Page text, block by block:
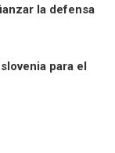
la defensa
para el